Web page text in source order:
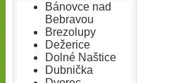
Bánovce nad
Bebravou
Brezolupy
Dežerice
Dolné Naštice
Dubnička